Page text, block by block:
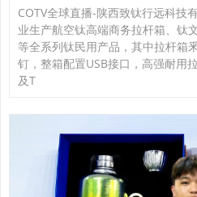
COTV全球直播-陕西致钛行远科技
业生产航空钛高端商务拉杆箱、钛
等全系列钛民用产品，其中拉杆箱
钉，整箱配置USB接口，高强耐用
及T